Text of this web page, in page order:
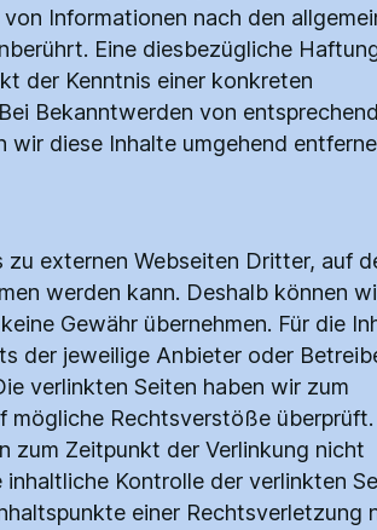
Informationen nach den
Eine diesbezügliche
der Kenntnis einer konkreten
Bekanntwerden von
wir diese Inhalte umgehend
externen Webseiten Dritter, auf
werden kann. Deshalb können
Gewähr übernehmen. Für die
der jeweilige Anbieter oder
verlinkten Seiten haben wir zum
mögliche Rechtsverstöße überprüft.
zum Zeitpunkt der Verlinkung nicht
inhaltliche Kontrolle der verlinkten
einer Rechtsverletzung